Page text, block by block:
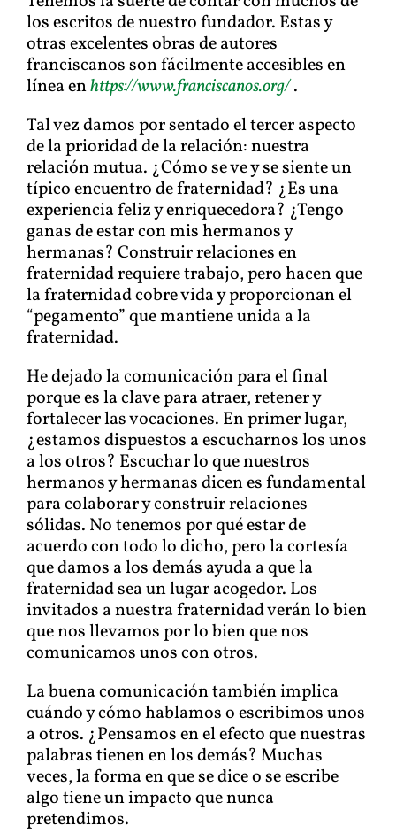
los escritos de nuestro fundador. Estas y
otras excelentes obras de autores
franciscanos son fácilmente accesibles en
línea enhttps://www.franciscanos.org/.
Tal vez damos por sentado el tercer aspecto
de la prioridad de la relación: nuestra
relación mutua. ¿Cómo se ve y se siente un
típico encuentro de fraternidad? ¿Es una
experiencia feliz y enriquecedora? ¿Tengo
ganas de estar con mis hermanos y
hermanas? Construir relaciones en
fraternidad requiere trabajo, pero hacen que
la fraternidad cobre vida y proporcionan el
“pegamento” que mantiene unida a la
fraternidad.
He dejado la comunicación para el final
porque es la clave para atraer, retener y
fortalecer las vocaciones. En primer lugar,
¿estamos dispuestos a escucharnos los unos
a los otros? Escuchar lo que nuestros
hermanos y hermanas dicen es fundamental
para colaborar y construir relaciones
sólidas. No tenemos por qué estar de
acuerdo con todo lo dicho, pero la cortesía
que damos a los demás ayuda a que la
fraternidad sea un lugar acogedor. Los
invitados a nuestra fraternidad verán lo bien
que nos llevamos por lo bien que nos
comunicamos unos con otros.
La buena comunicación también implica
cuándo y cómo hablamos o escribimos unos
a otros. ¿Pensamos en el efecto que nuestras
palabras tienen en los demás? Muchas
veces, la forma en que se dice o se escribe
algo tiene un impacto que nunca
pretendimos.